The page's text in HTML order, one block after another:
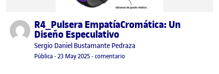
Publicado porR4_Pulsera EmpatíaCromática: Un
Diseño Especulativo
Publicado por
Sergio Daniel Bustamante Pedraza
Visibilidad:
Pública-Fecha de publicación
23 May 202523 mayo, 2025 12:44 am
-comentario